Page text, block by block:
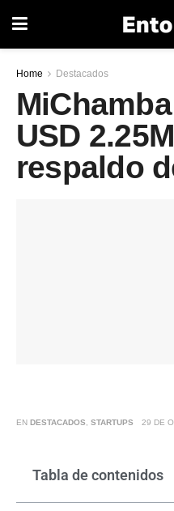
Home Destacados
USD
respaldo
EN DESTACADOS STARTUPS 29 DE
Tabla de contenidos